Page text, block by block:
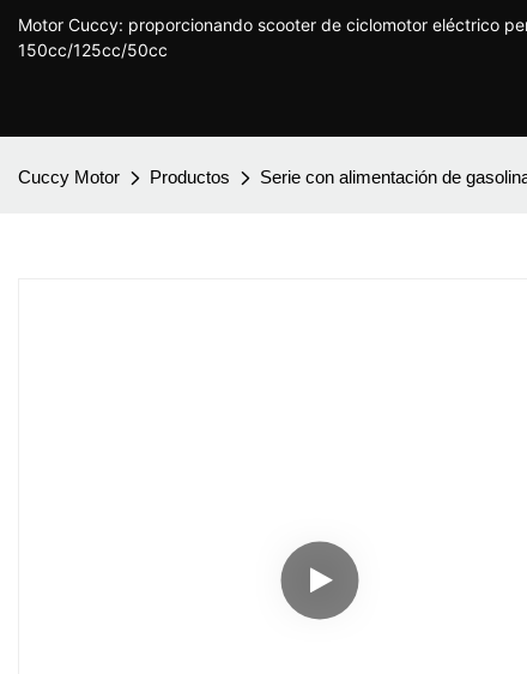
Motor Cuccy: proporcionando scooter de ciclomotor eléctrico
150cc/125cc/50cc
Cuccy Motor Productos Serie con alimentación de